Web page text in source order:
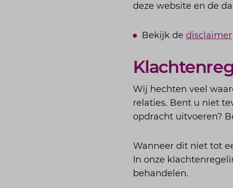
deze website en de
Bekijk de disclaimer
Wij hechten veel
relaties. Bent u niet
opdracht uitvoeren?
Wanneer dit niet tot
In onze
behandelen.